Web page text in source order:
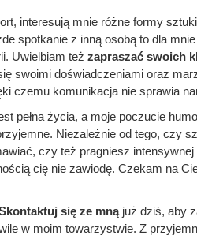
interesują mnie różne formy
spotkanie z inną osobą to dla
Uwielbiam też zapraszać swoich
swoimi doświadczeniami oraz
czemu komunikacja nie sprawia
pełna życia, a moje poczucie
Niezależnie od tego, czy
czy też pragniesz intensywnej
cię nie zawiodę. Czekam na
się ze mnąjuż dziś, aby
w moim towarzystwie. Z